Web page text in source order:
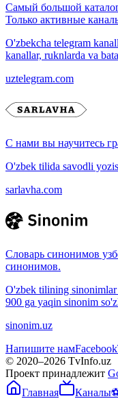
Самый большой
Только активные
O'zbekcha telegram
kanallar, ruknlarda va
uztelegram.com
С нами вы научитесь
O'zbek tilida savodli
sarlavha.com
Словарь синонимов
синонимов.
O'zbek tilining sinonimlar
900 ga yaqin sinonim
sinonim.uz
Напишите намFacebook
© 2020–2026 TvInfo.uz
Проект принадлежит
Главная
Каналы